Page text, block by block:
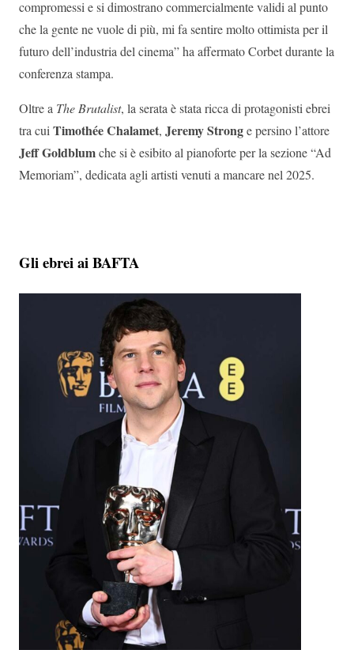
compromessi e si dimostrano commercialmente validi al punto
che la gente ne vuole di più, mi fa sentire molto ottimista per il
futuro dell’industria del cinema” ha affermato Corbet durante la
conferenza stampa.
Oltre a The Brutalist, la serata è stata ricca di protagonisti ebrei
tra cuiTimothée Chalamet, Jeremy Stronge persino l’attore
Jeff Goldblumche si è esibito al pianoforte per la sezione “Ad
Memoriam”, dedicata agli artisti venuti a mancare nel 2025.
Gli ebrei ai BAFTA